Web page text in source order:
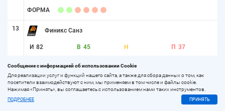
ФОРМА
13 Финикс Санз
И 82 В 45 Н П 37
ФОРМА
Сообщение с информацией об использовании Cookie
Для реализации услуг и функций нашего сайта, а также для сбора данных о том, как
посетители взаимодействуют с ним, мы применяем в том числе и файлы cookie.
Нажимая «Принять», вы соглашаетесь с использованием нами таких инструментов.
ПОДРОБНЕЕ ПРИНЯТЬ